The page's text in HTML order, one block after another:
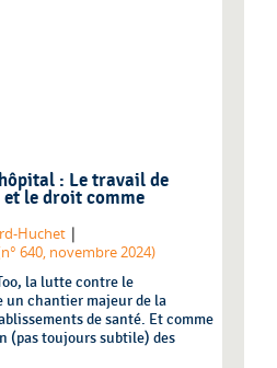
: Le travail de
le droit comme
Huchet |
640, novembre 2024)
la lutte contre le
chantier majeur de la
de santé. Et comme
(pas toujours subtile) des